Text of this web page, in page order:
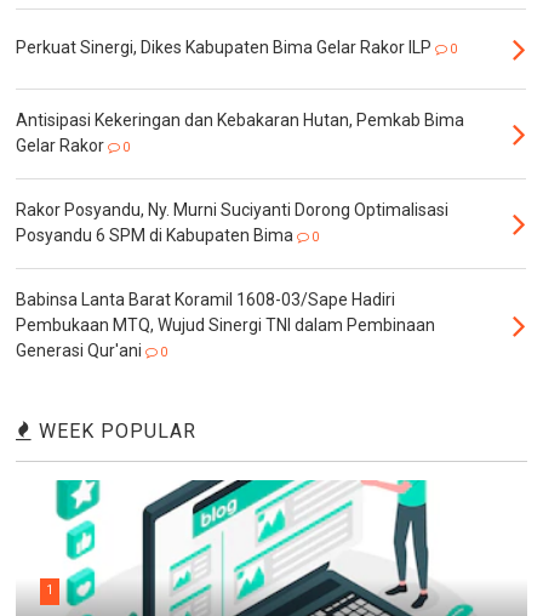
Perkuat Sinergi, Dikes Kabupaten Bima Gelar Rakor ILP 0
Antisipasi Kekeringan dan Kebakaran Hutan, Pemkab Bima
Gelar Rakor
0
Rakor Posyandu, Ny. Murni Suciyanti Dorong Optimalisasi
Posyandu 6 SPM di Kabupaten Bima
0
Babinsa Lanta Barat Koramil 1608-03/Sape Hadiri
Pembukaan MTQ, Wujud Sinergi TNI dalam Pembinaan
Generasi Qur'ani
0
WEEK POPULAR
1